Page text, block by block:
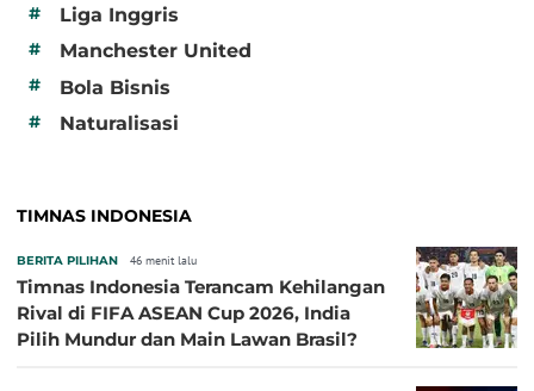
# Liga Inggris
# Manchester United
# Bola Bisnis
# Naturalisasi
TIMNAS INDONESIA
BERITA PILIHAN 46 menit lalu
Timnas Indonesia Terancam Kehilangan
Rival di FIFA ASEAN Cup 2026, India
Pilih Mundur dan Main Lawan Brasil?